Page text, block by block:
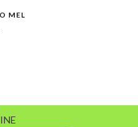
MEL